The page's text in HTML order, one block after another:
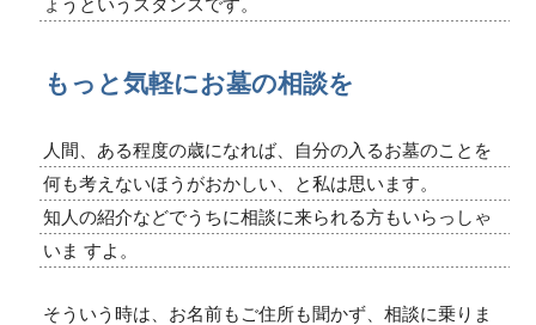
もっと気軽にお墓の相談を
人間、ある程度の歳になれば、自分の入るお墓のことを
何も考えないほうがおかしい、と私は思います。
知人の紹介などでうちに相談に来られる方もいらっしゃ
いま すよ。
そういう時は、お名前もご住所も聞かず、相談に乗りま